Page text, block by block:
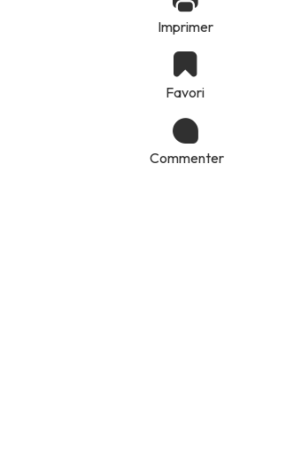
Imprimer
Favori
Commenter